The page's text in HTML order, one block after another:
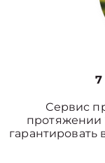
7
Сервис
протяжении
гарантировать